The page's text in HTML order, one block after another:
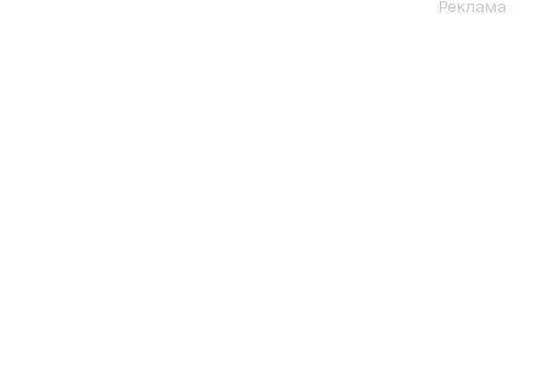
Реклама